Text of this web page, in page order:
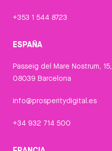
+353 1 544 8723
ESPAÑA
Passeig del Mare Nostrum, 15,
08039 Barcelona
info@prosperitydigital.es
+34 932 714 500